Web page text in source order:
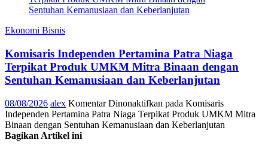
Ekonomi Bisnis
Komisaris Independen Pertamina Patra Niaga
Terpikat Produk UMKM Mitra Binaan dengan
Sentuhan Kemanusiaan dan Keberlanjutan
08/08/2026 alex Komentar Dinonaktifkan pada Komisaris
Independen Pertamina Patra Niaga Terpikat Produk UMKM Mitra
Binaan dengan Sentuhan Kemanusiaan dan Keberlanjutan
Bagikan Artikel ini